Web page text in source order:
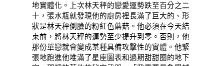
地實體化。上次林天秤的戀愛運勢跌至百分之二
十，張水瓶就發現他的廚房裡長滿了巨大的、形
狀是林天秤側臉的粉紅色蘑菇。他必須在今天結
束前，將林天秤的運勢至少提升到零。否則，他
那份單戀就會變成某種具備攻擊性的實體。他緊
張地跑進他堆滿了星座圖表和過期甜甜圈的地下